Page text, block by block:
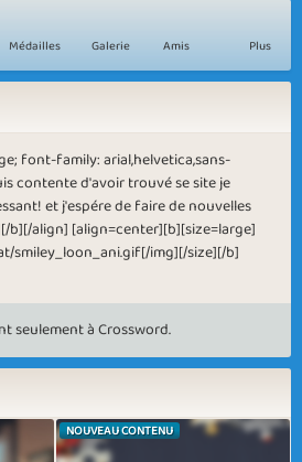
Médailles Galerie Amis Plus
font-family: arial,helvetica,sans-
contente d'avoir trouvé se site je
et j'espére de faire de nouvelles
b][/align] [align=center][b][size=large]
smiley_loon_ani.gif[/img][/size][/b]
seulement à Crossword.
NOUVEAU CONTENU